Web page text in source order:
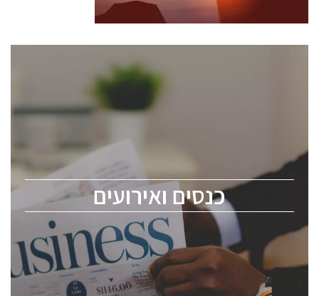
כנסים ואירועים
כנסים ואירועים
לכל העוסקים בתעשיית הסמיקונדקטור כולל מהנדסים,
ChipEx2026 will be held on May 12-13, 2026. The
conference is intended for everyone involved in the
semiconductor industry, including engineers,
professional experts, and senior executives.